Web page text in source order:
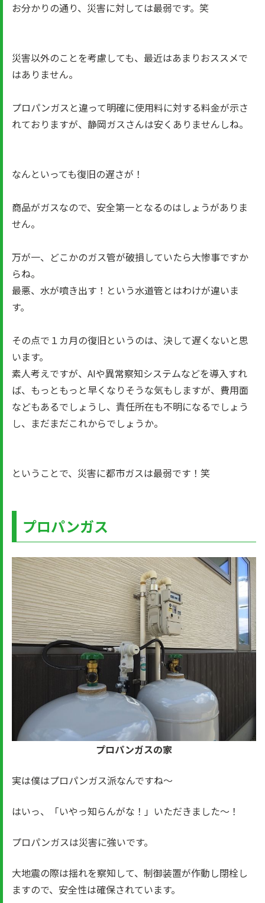
お分かりの通り、災害に対しては最弱です。笑
災害以外のことを考慮しても、最近はあまりおススメで
はありません。
プロパンガスと違って明確に使用料に対する料金が示さ
れておりますが、静岡ガスさんは安くありませんしね。
なんといっても復旧の遅さが！
商品がガスなので、安全第一となるのはしょうがありま
せん。
万が一、どこかのガス管が破損していたら大惨事ですか
らね。
最悪、水が噴き出す！という水道管とはわけが違いま
す。
その点で１カ月の復旧というのは、決して遅くないと思
います。
素人考えですが、AIや異常察知システムなどを導入すれ
ば、もっともっと早くなりそうな気もしますが、費用面
などもあるでしょうし、責任所在も不明になるでしょう
し、まだまだこれからでしょうか。
ということで、災害に都市ガスは最弱です！笑
プロパンガス
プロパンガスの家
実は僕はプロパンガス派なんですね～
はいっ、「いやっ知らんがな！」いただきました～！
プロパンガスは災害に強いです。
大地震の際は揺れを察知して、制御装置が作動し閉栓し
ますので、安全性は確保されています。